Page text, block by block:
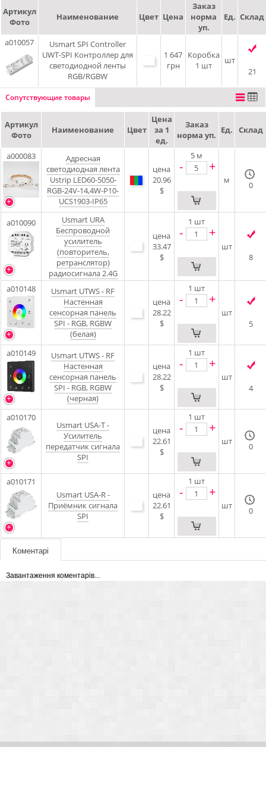
Артикул
Фото
Наименование Цвет Цена
Заказ
норма
уп.
Ед. Склад
a010057
Usmart SPI Controller
UWT-SPI Контроллер для
светодиодной ленты
RGB/RGBW
1 647
грн
Коробка
1 шт
шт
21
Сопутствующие товары
Артикул
Фото
Наименование Цвет
Цена
за 1
ед.
Заказ
норма уп. Ед. Склад
a000083
Адресная
светодиодная лента
Ustrip LED60-5050-
RGB-24V-14,4W-P10-
UCS1903-IP65
цена
20.96
$
5 м
- +
м 0
a010090
Usmart URA
Беспроводной
усилитель
(повторитель,
ретранслятор)
радиосигнала 2.4G
цена
33.47
$
1 шт
- +
шт
8
a010148
Usmart UTWS - RF
Настенная
сенсорная панель
SPI - RGB, RGBW
(белая)
цена
28.22
$
1 шт
- +
шт
5
a010149
Usmart UTWS - RF
Настенная
сенсорная панель
SPI - RGB, RGBW
(черная)
цена
28.22
$
1 шт
- +
шт
4
a010170
Usmart USA-T -
Усилитель
передатчик сигнала
SPI
цена
22.61
$
1 шт
- +
шт 0
a010171
Usmart USA-R -
Приёмник сигнала
SPI
цена
22.61
$
1 шт
- +
шт 0
Коментарі
Завантаження коментарів...